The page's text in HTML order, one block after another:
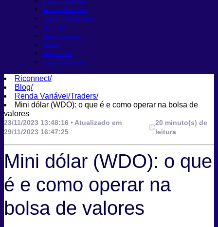
O que é renda fixa
Tesouro Direto Selic
CDB ou Tesouro Direto
LCI e LCA
Bolsa de Valores
Trading
Melhores FIIs
O que é Taxa Selic
Riconnect/
Blog/
Renda Variável/Traders/
Mini dólar (WDO): o que é e como operar na bolsa de
valores
23/11/2023 13:48:16 • Atualizado em
29/11/2023 16:47:25
20 minuto(s) de
leitura
Mini dólar (WDO): o que
é e como operar na
bolsa de valores